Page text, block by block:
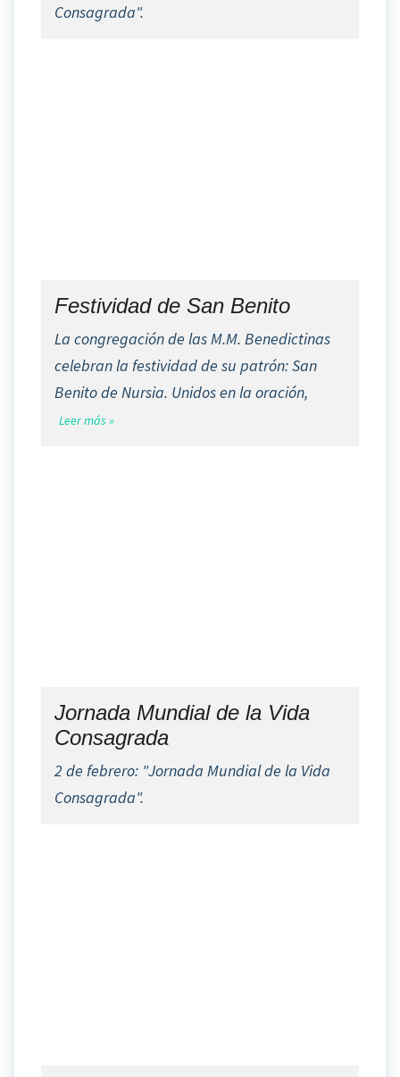
Consagrada".
Festividad de San Benito
La congregación de las M.M. Benedictinas
celebran la festividad de su patrón: San
Benito de Nursia. Unidos en la oración,
Leer más »
Jornada Mundial de la Vida
Consagrada
2 de febrero: "Jornada Mundial de la Vida
Consagrada".